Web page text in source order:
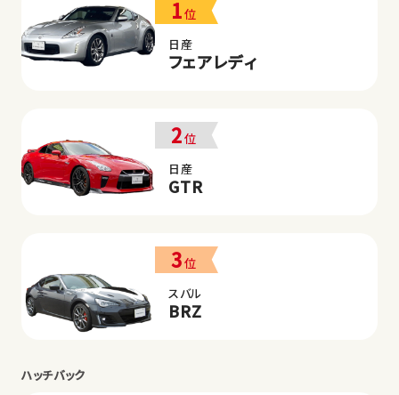
1位
日産
フェアレディ
2位
日産
GTR
3位
スバル
BRZ
ハッチバック